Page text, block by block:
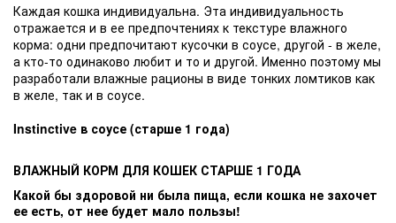
Каждая кошка индивидуальна. Эта индивидуальность
отражается и в ее предпочтениях к текстуре влажного
корма: одни предпочитают кусочки в соусе, другой - в желе,
а кто-то одинаково любит и то и другой. Именно поэтому мы
разработали влажные рационы в виде тонких ломтиков как
в желе, так и в соусе.
Instinctive в соусе (старше 1 года)
ВЛАЖНЫЙ КОРМ ДЛЯ КОШЕК СТАРШЕ 1 ГОДА
Какой бы здоровой ни была пища, если кошка не захочет
ее есть, от нее будет мало пользы!